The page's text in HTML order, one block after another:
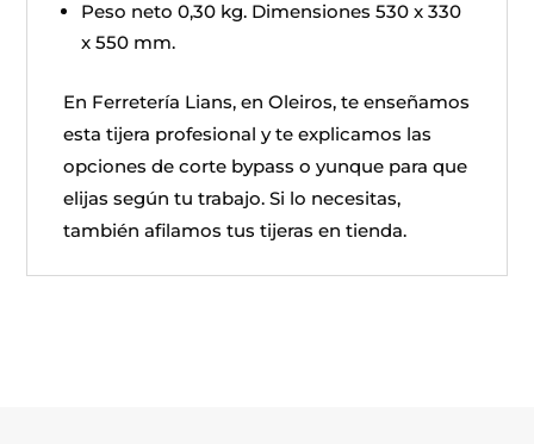
Peso neto 0,30 kg. Dimensiones 530 x 330
x 550 mm.
En Ferretería Lians, en Oleiros, te enseñamos
esta tijera profesional y te explicamos las
opciones de corte bypass o yunque para que
elijas según tu trabajo. Si lo necesitas,
también afilamos tus tijeras en tienda.